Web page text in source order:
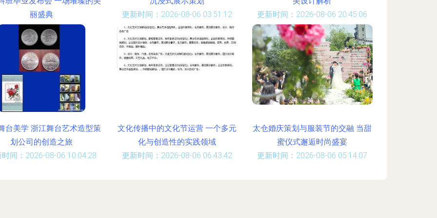
丽盛典
间：2026-08-06 08:49:13
更新时间：2026-08-06 03:51:12
更新时间：2026-08-06 20:45:06
台美学 浙江舞台艺术造型策
划公司的创造之旅
时间：2026-08-06 10:04:28
文化传播中的文化节运营 一个多元
化与创造性的实践领域
更新时间：2026-08-06 06:43:42
太仓婚庆策划与服装节的交融 当甜
蜜仪式邂逅时尚盛宴
更新时间：2026-08-06 05:14:07